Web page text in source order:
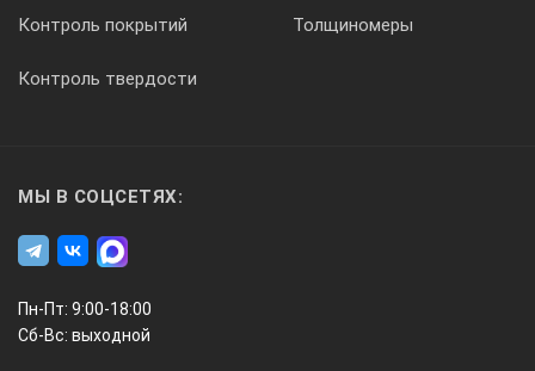
Комплект поставки структуроскопа
преобразователь 1,8 или 2,5 МГц (на выбор)
преобразователь 1,8 МГц *
кабель соединительный
Контроль покрытий Толщиномеры
Контроль твердости
МЫ В СОЦСЕТЯХ:
Пн-Пт: 9:00-18:00
Сб-Вс: выходной